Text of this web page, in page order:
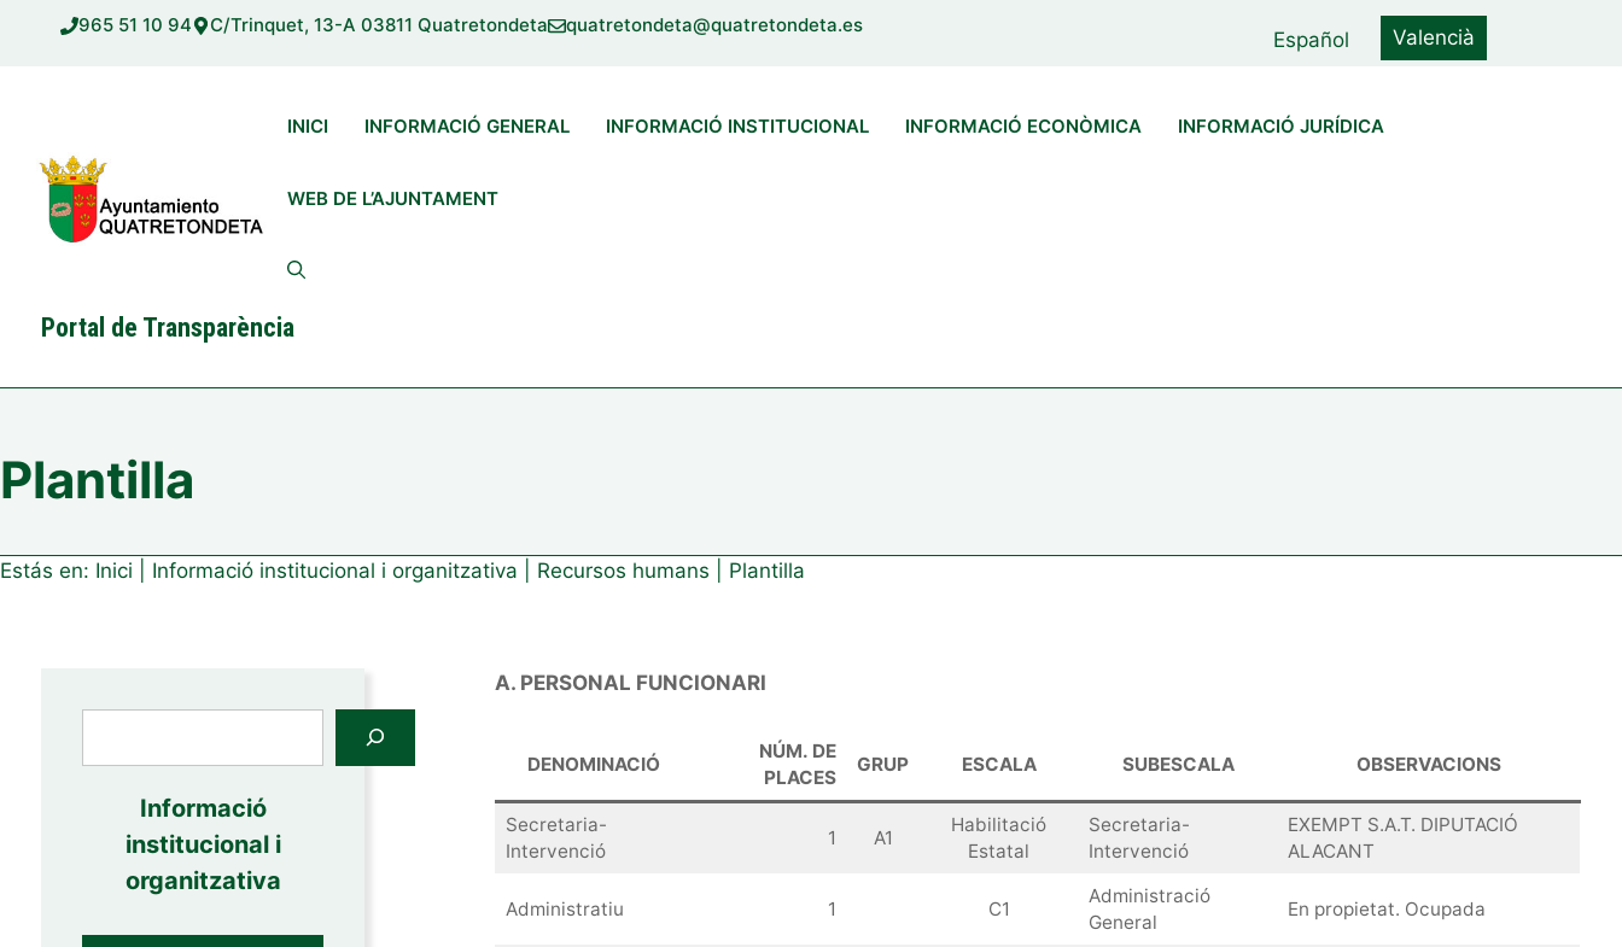
965 51 10 94 C/Trinquet, 13-A 03811 Quatretondeta quatretondeta@quatretondeta.es
Español Valencià
INICI INFORMACIÓ GENERAL INFORMACIÓ INSTITUCIONAL INFORMACIÓ ECONÒMICA INFORMACIÓ JURÍDICA
WEB DE L’AJUNTAMENT
Portal de Transparència
Plantilla
Estás en: Inici Informació institucional i organitzativa Recursos humans Plantilla
A. PERSONAL FUNCIONARI
DENOMINACIÓ
NÚM. DE
PLACES
GRUP ESCALA SUBESCALA OBSERVACIONS
Secretaria-
Intervenció
1 A1
Habilitació
Estatal
Secretaria-
Intervenció
EXEMPT S.A.T. DIPUTACIÓ
ALACANT
Administratiu 1 C1
Administració
General
En propietat. Ocupada
Informació
institucional i
organitzativa